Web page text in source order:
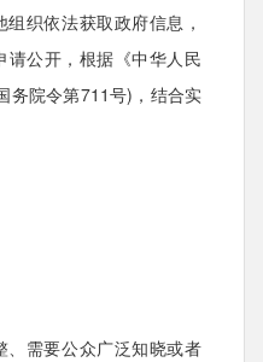
织依法获取政府信息，
公开，根据《中华人民
务院令第711号)，结合实
、需要公众广泛知晓或者